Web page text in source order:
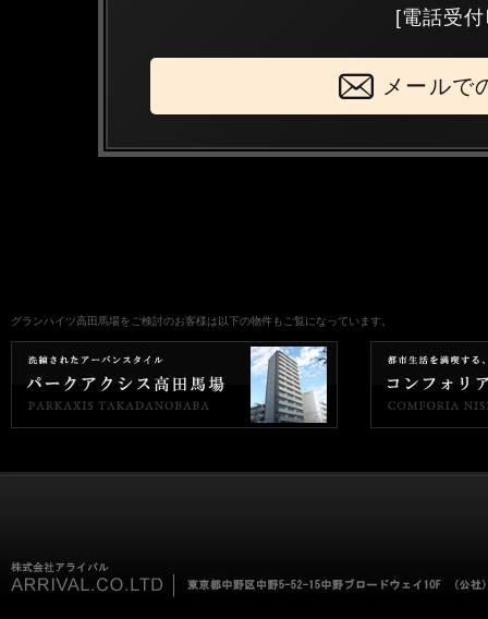
[電話受
メールで
グランハイツ高田馬場をご検討のお客様は以下の物件もご覧になっています。